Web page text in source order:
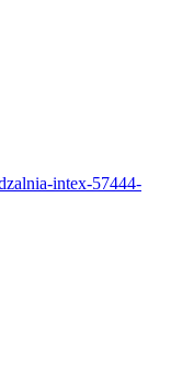
intex-57444-